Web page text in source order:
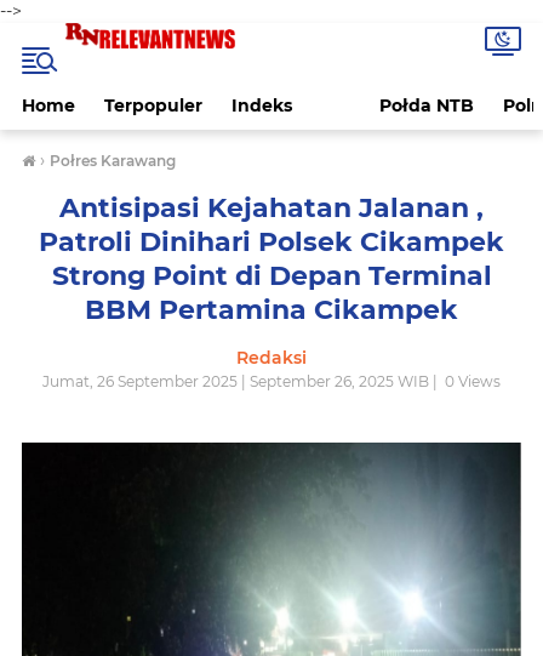
-->
Home Terpopuler Indeks Połda NTB
› Połres Karawang
Antisipasi Kejahatan Jalanan ,
Patroli Dinihari Polsek Cikampek
Strong Point di Depan Terminal
BBM Pertamina Cikampek
Redaksi
Jumat, 26 September 2025 | September 26, 2025 WIB | 0 Views